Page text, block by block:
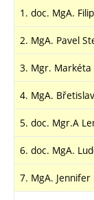
1. doc. MgA.
2. MgA. Pavel
3. Mgr. Markéta
4. MgA.
5. doc. Mgr.A
6. doc. MgA.
7. MgA. Jennifer